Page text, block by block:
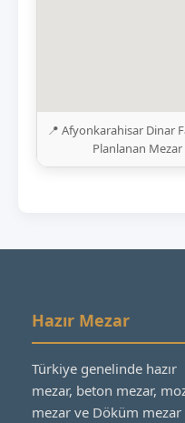
📍 Afyonkarahisar Dinar
Planlanan Mezar
Hazır Mezar
Türkiye genelinde hazır
mezar, beton mezar,
mezar ve Döküm mezar